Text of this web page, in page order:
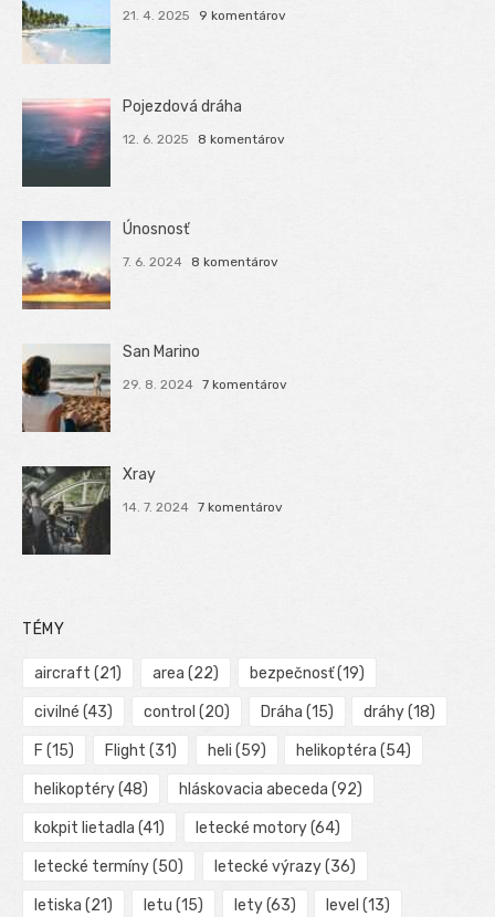
21. 4. 2025 9 komentárov
Pojezdová dráha
12. 6. 2025 8 komentárov
Únosnosť
7. 6. 2024 8 komentárov
San Marino
29. 8. 2024 7 komentárov
Xray
14. 7. 2024 7 komentárov
TÉMY
aircraft (21) area (22) bezpečnosť(19)
civilné (43) control (20) Dráha (15) dráhy(18)
F (15) Flight (31) heli (59) helikoptéra (54)
helikoptéry(48) hláskovacia abeceda (92)
kokpit lietadla (41) letecké motory(64)
letecké termíny(50) letecké výrazy(36)
letiska (21) letu (15) lety(63) level (13)